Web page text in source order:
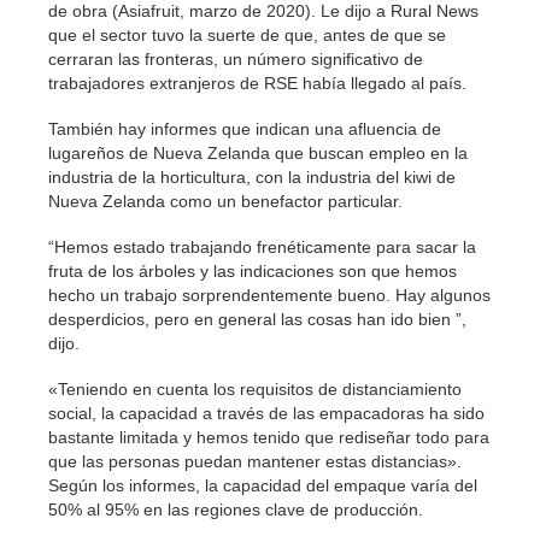
de obra (Asiafruit, marzo de 2020). Le dijo a Rural News
que el sector tuvo la suerte de que, antes de que se
cerraran las fronteras, un número significativo de
trabajadores extranjeros de RSE había llegado al país.
También hay informes que indican una afluencia de
lugareños de Nueva Zelanda que buscan empleo en la
industria de la horticultura, con la industria del kiwi de
Nueva Zelanda como un benefactor particular.
“Hemos estado trabajando frenéticamente para sacar la
fruta de los árboles y las indicaciones son que hemos
hecho un trabajo sorprendentemente bueno. Hay algunos
desperdicios, pero en general las cosas han ido bien ”,
dijo.
«Teniendo en cuenta los requisitos de distanciamiento
social, la capacidad a través de las empacadoras ha sido
bastante limitada y hemos tenido que rediseñar todo para
que las personas puedan mantener estas distancias».
Según los informes, la capacidad del empaque varía del
50% al 95% en las regiones clave de producción.